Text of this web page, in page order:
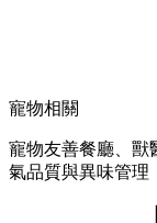
寵物相關
寵物友善餐廳、獸
氣品質與異味管理